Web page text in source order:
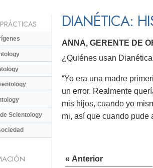
DIANÉTICA:
ANNA, GERENTE DE
¿Quiénes usan
“Yo era una madre
un error. Realmente
mis hijos, cuando yo
mi, así que cuando pude
« Anterior
Scientology